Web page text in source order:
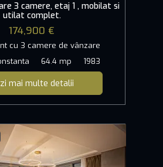
3 camere, etaj 1 , mobilat si
utilat complet.
174,900 €
cu 3 camere de vânzare
64.4 mp 1983
mai multe detalii